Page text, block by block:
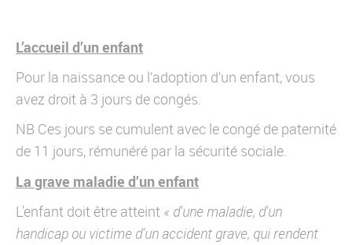
L’accueil d’un enfant
Pour la naissance ou l’adoption d’un enfant, vous
avez droit à 3 jours de congés.
NB Ces jours se cumulent avec le congé de paternité
de 11 jours, rémunéré par la sécurité sociale.
La grave maladie d’un enfant
L'enfant doit être atteint « d'une maladie, d'un
handicap ou victime d'un accident grave, qui rendent